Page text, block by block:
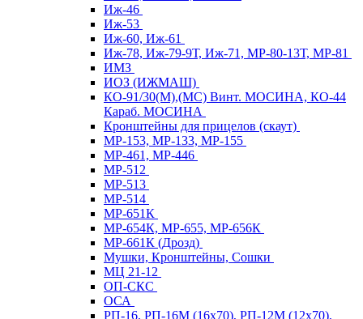
Иж-46
Иж-53
Иж-60, Иж-61
Иж-78, Иж-79-9Т, Иж-71, МР-80-13Т, МР-81
ИМЗ
ИОЗ (ИЖМАШ)
КО-91/30(М),(МС) Винт. МОСИНА, КО-44
Караб. МОСИНА
Кронштейны для прицелов (скаут)
МР-153, МР-133, МР-155
МР-461, МР-446
МР-512
МР-513
МР-514
МР-651К
МР-654К, МР-655, МР-656К
МР-661К (Дрозд)
Мушки, Кронштейны, Сошки
МЦ 21-12
ОП-СКС
ОСА
РП-16, РП-16М (16х70), РП-12М (12х70),